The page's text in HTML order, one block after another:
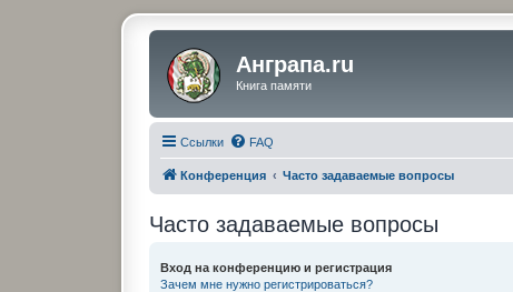
Анграпа.ru
Книга памяти
Ссылки FAQ
Конференция Часто задаваемые вопросы
Часто задаваемые вопросы
Вход на конференцию и регистрация
Зачем мне нужно регистрироваться?